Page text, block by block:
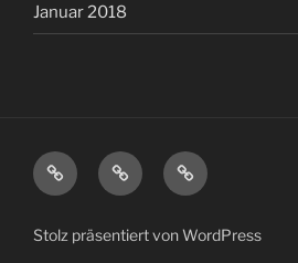
Januar 2018
Medien-
und
About Afrika
Stolz präsentiert von WordPress